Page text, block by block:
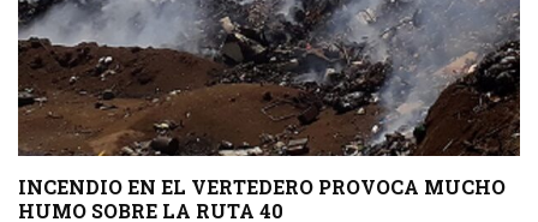
INCENDIO EN EL VERTEDERO PROVOCA MUCHO
HUMO SOBRE LA RUTA 40